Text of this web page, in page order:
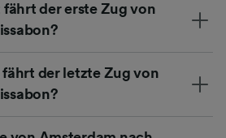
der erste Zug von
der letzte Zug von